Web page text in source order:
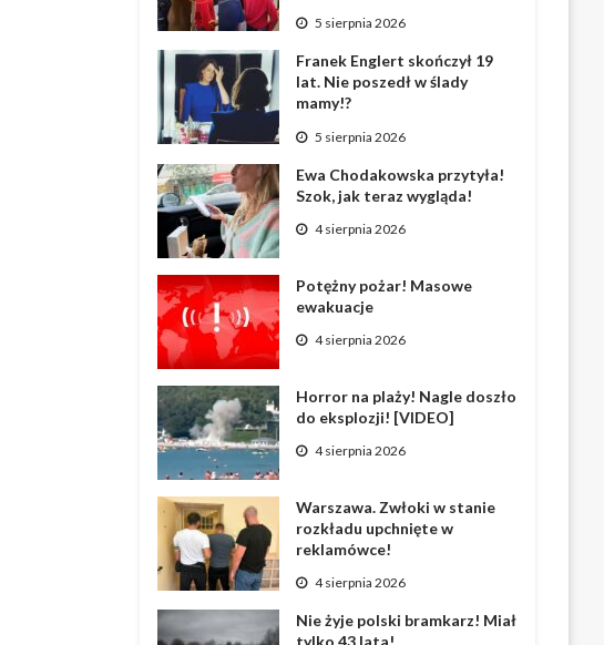
5 sierpnia 2026
Franek Englert skończył 19
lat. Nie poszedł w ślady
mamy!?
5 sierpnia 2026
Ewa Chodakowska przytyła!
Szok, jak teraz wygląda!
4 sierpnia 2026
Potężny pożar! Masowe
ewakuacje
4 sierpnia 2026
Horror na plaży! Nagle doszło
do eksplozji! [VIDEO]
4 sierpnia 2026
Warszawa. Zwłoki w stanie
rozkładu upchnięte w
reklamówce!
4 sierpnia 2026
Nie żyje polski bramkarz! Miał